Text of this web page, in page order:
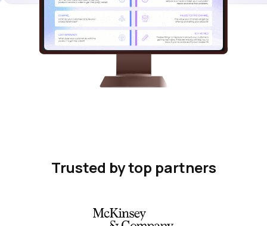
Trusted by top partners